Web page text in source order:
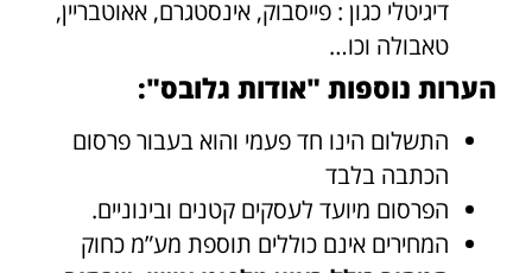
דיגיטלי כגון : פייסבוק, אינסטגרם, אאוטבריין,
טאבולה וכו…
הערות נוספות "אודות גלובס":
התשלום הינו חד פעמי והוא בעבור פרסום
הכתבה בלבד
הפרסום מיועד לעסקים קטנים ובינוניים.
המחירים אינם כוללים תוספת מע”מ כחוק